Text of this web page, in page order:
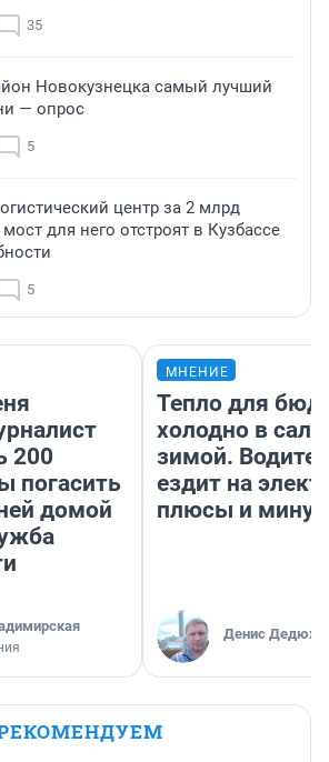
35
Новокузнецка самый лучший
— опрос
5
центр за 2 млрд
для него отстроят в Кузбассе
5
200
погасить
домой
МНЕНИЕ
Тепло для
холодно в
зимой.
ездит на
плюсы и
Денис